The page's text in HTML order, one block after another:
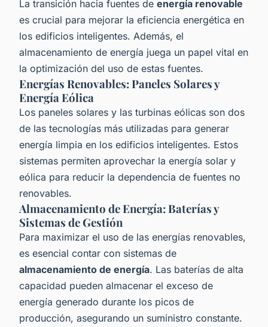
La transición hacia fuentes de energía renovable
es crucial para mejorar la eficiencia energética en
los edificios inteligentes. Además, el
almacenamiento de energía juega un papel vital en
la optimización del uso de estas fuentes.
Energías Renovables: Paneles Solares y
Energía Eólica
Los paneles solares y las turbinas eólicas son dos
de las tecnologías más utilizadas para generar
energía limpia en los edificios inteligentes. Estos
sistemas permiten aprovechar la energía solar y
eólica para reducir la dependencia de fuentes no
renovables.
Almacenamiento de Energía: Baterías y
Sistemas de Gestión
Para maximizar el uso de las energías renovables,
es esencial contar con sistemas de
almacenamiento de energía. Las baterías de alta
capacidad pueden almacenar el exceso de
energía generado durante los picos de
producción, asegurando un suministro constante.